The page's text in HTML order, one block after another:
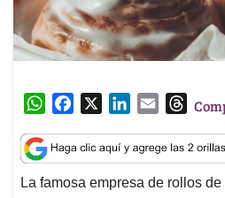
W
a
t
s
c
e
b
n
k
e
a
i
l
T
r
e
a
La famosa empresa de rollos